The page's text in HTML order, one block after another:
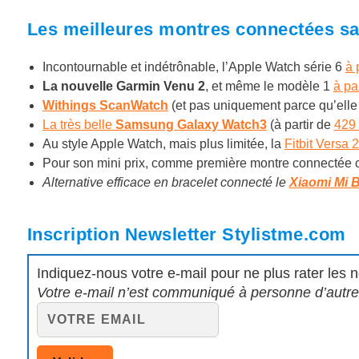
Les meilleures montres connectées
Incontournable et indétrônable, l’Apple Watch série 6 à
La nouvelle Garmin Venu 2, et même le modèle 1 à
Withings ScanWatch (et pas uniquement parce
La très belle Samsung Galaxy Watch3(à partir de 429
Au style Apple Watch, mais plus limitée, la Fitbit Versa 2
Pour son mini prix, comme première montre connectée
Alternative efficace en bracelet connecté le Xiaomi Mi
Inscription Newsletter Stylistme.com
Indiquez-nous votre e-mail pour ne plus rater les
Votre e-mail n’est communiqué à personne